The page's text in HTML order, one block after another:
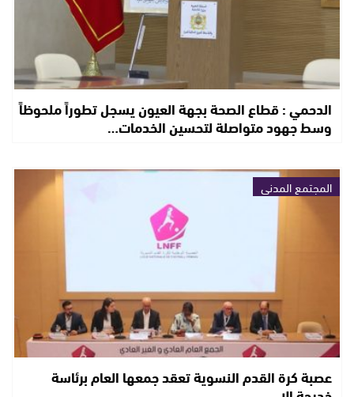
الدحمي : قطاع الصحة بجهة العيون يسجل تطوراً ملحوظاً
وسط جهود متواصلة لتحسين الخدمات…
المجتمع المدني
عصبة كرة القدم النسوية تعقد جمعها العام برئاسة